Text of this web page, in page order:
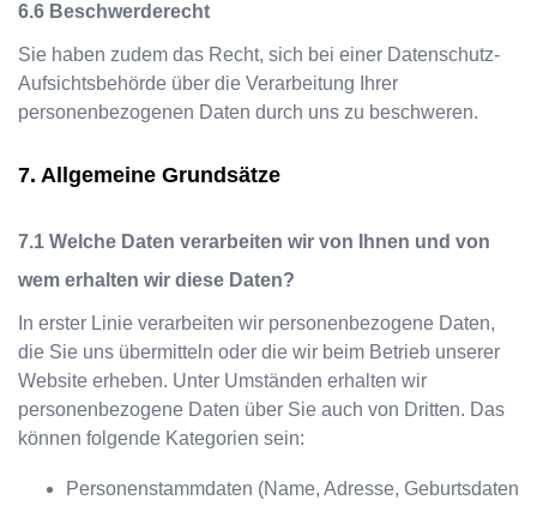
Beschwerderecht
Sie haben zudem das Recht, sich bei einer Datenschutz-
Aufsichtsbehörde über die Verarbeitung Ihrer
personenbezogenen Daten durch uns zu beschweren.
Allgemeine Grundsätze
Welche Daten verarbeiten wir von Ihnen und von
wem erhalten wir diese Daten?
In erster Linie verarbeiten wir personenbezogene Daten,
die Sie uns übermitteln oder die wir beim Betrieb unserer
Website erheben. Unter Umständen erhalten wir
personenbezogene Daten über Sie auch von Dritten. Das
können folgende Kategorien sein:
Personenstammdaten (Name, Adresse, Geburtsdaten